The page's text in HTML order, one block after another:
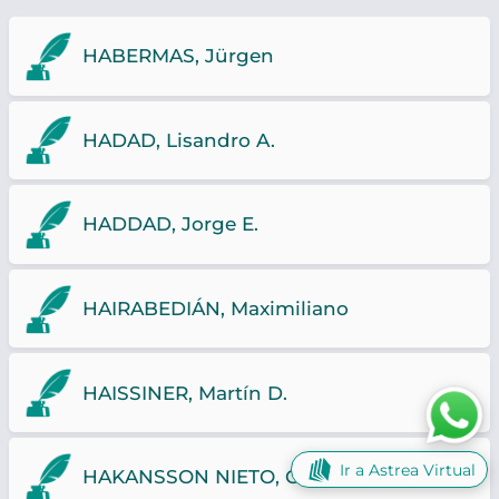
HABERMAS, Jürgen
HADAD, Lisandro A.
HADDAD, Jorge E.
HAIRABEDIÁN, Maximiliano
HAISSINER, Martín D.
HAKANSSON NIETO, CarlosIr a Astrea Virtual